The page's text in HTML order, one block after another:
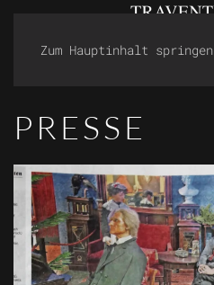
Zum Hauptinhalt springen
PRESSE